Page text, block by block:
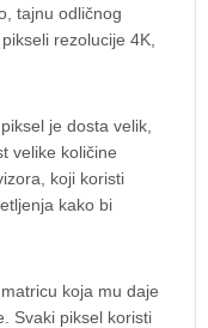
tajnu odličnog
rezolucije 4K,
je dosta velik,
velike količine
koji koristi
kako bi
koja mu daje
Svaki piksel koristi